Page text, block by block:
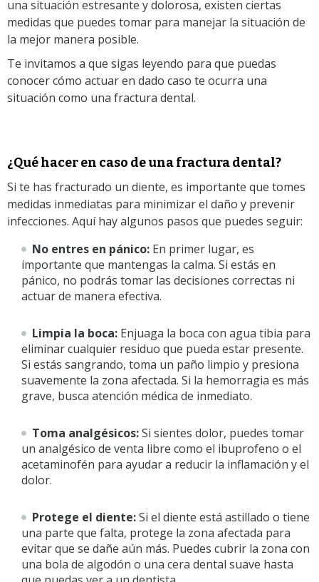
una situación estresante y dolorosa, existen ciertas
medidas que puedes tomar para manejar la situación de
la mejor manera posible.
Te invitamos a que sigas leyendo para que puedas
conocer cómo actuar en dado caso te ocurra una
situación como una fractura dental.
¿Qué hacer en caso de una fractura dental?
Si te has fracturado un diente, es importante que tomes
medidas inmediatas para minimizar el daño y prevenir
infecciones. Aquí hay algunos pasos que puedes seguir:
No entres en pánico: En primer lugar, es
importante que mantengas la calma. Si estás en
pánico, no podrás tomar las decisiones correctas ni
actuar de manera efectiva.
Limpia la boca: Enjuaga la boca con agua tibia para
eliminar cualquier residuo que pueda estar presente.
Si estás sangrando, toma un paño limpio y presiona
suavemente la zona afectada. Si la hemorragia es más
grave, busca atención médica de inmediato.
Toma analgésicos:Si sientes dolor, puedes tomar
un analgésico de venta libre como el ibuprofeno o el
acetaminofén para ayudar a reducir la inflamación y el
dolor.
Protege el diente:Si el diente está astillado o tiene
una parte que falta, protege la zona afectada para
evitar que se dañe aún más. Puedes cubrir la zona con
una bola de algodón o una cera dental suave hasta